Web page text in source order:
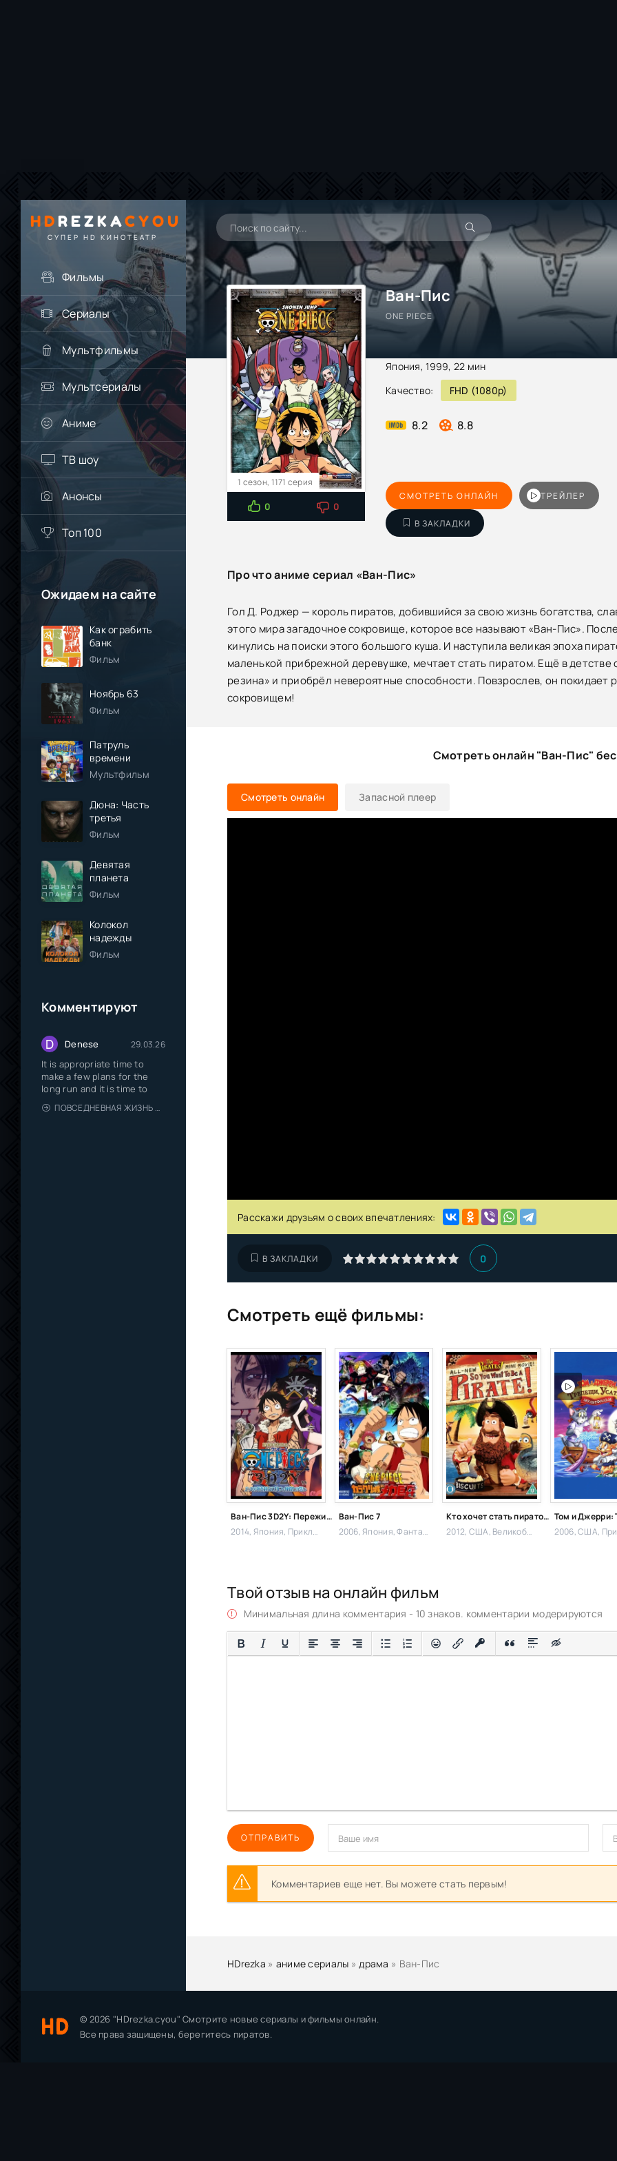
HD REZKACYOU
СУПЕР HD КИНОТЕАТР
Фильмы
Сериалы
Мультфильмы
Мультсериалы
Аниме
ТВ шоу
Анонсы
Топ 100
Ожидаем на сайте
Как ограбить
банк
Фильм
Ноябрь 63
Фильм
Патруль
времени
Мультфильм
Дюна: Часть
третья
Фильм
Девятая
планета
Фильм
Колокол
надежды
Фильм
Комментируют
D Denese 29.03.26
It is appropriate time to
make a few plans for the
long run and it is time to
ПОВСЕДНЕВНАЯ ЖИЗНЬ ОДИНОКОГО ДВАДЦАТИДЕВЯТИЛЕТНЕГО АВАНТЮРИСТА
Ван-Пис
ONE PIECE
Япония, 1999, 22 мин
Качество:
FHD (1080p)
8.2 8.8
1 сезон, 1171 серия
0 0
СМОТРЕТЬ ОНЛАЙН ТРЕЙЛЕР
В ЗАКЛАДКИ
Про что аниме сериал «Ван-Пис»
Гол Д. Роджер — король пиратов, добившийся за свою жизнь богатства,
этого мира загадочное сокровище, которое все называют «Ван-Пис».
кинулись на поиски этого большого куша. И наступила великая эпоха
маленькой прибрежной деревушке, мечтает стать пиратом. Ещё в
резина» и приобрёл невероятные способности. Повзрослев, он покидает
сокровищем!
Смотреть онлайн "Ван-Пис"
Смотреть онлайн Запасной плеер
Расскажи друзьям о своих впечатлениях:
В ЗАКЛАДКИ 0
Смотреть ещё фильмы:
Ван-Пис 3D2Y: Пережить смерть Эйса!
2014, Япония, Приключения, Комедия
Ван-Пис 7
2006, Япония,Фантастика,
Кто хочет стать пиратом?
2012, США, Великобритания,
2006, США,
Твой отзыв на онлайн фильм
Минимальная длина комментария - 10 знаков. комментарии модерируются
ОТПРАВИТЬ
Комментариев еще нет. Вы можете стать первым!
HDrezka » аниме сериалы » драма » Ван-Пис
© 2026 "HDrezka.cyou" Смотрите новые сериалы и фильмы онлайн.
Все права защищены, берегитесь пиратов.